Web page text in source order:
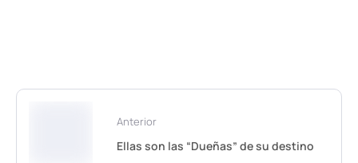
Anterior
Ellas son las “Dueñas” de su destino